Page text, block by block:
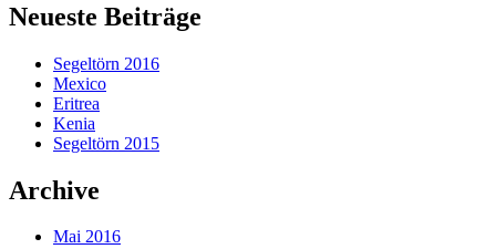
Neueste Beiträge
Segeltörn 2016
Mexico
Eritrea
Kenia
Segeltörn 2015
Archive
Mai 2016